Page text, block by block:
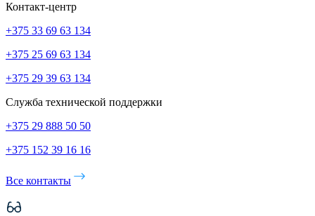
Контакт-центр
+375 33 69 63 134
+375 25 69 63 134
+375 29 39 63 134
Служба технической поддержки
+375 29 888 50 50
+375 152 39 16 16
Все контакты